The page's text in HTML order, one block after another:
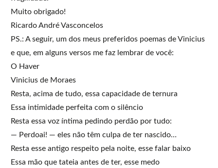
Muito obrigado!
Ricardo André Vasconcelos
PS.: A seguir, um dos meus preferidos poemas de Vinicius
e que, em alguns versos me faz lembrar de você:
O Haver
Vinicius de Moraes
Resta, acima de tudo, essa capacidade de ternura
Essa intimidade perfeita com o silêncio
Resta essa voz íntima pedindo perdão por tudo:
— Perdoai! — eles não têm culpa de ter nascido…
Resta esse antigo respeito pela noite, esse falar baixo
Essa mão que tateia antes de ter, esse medo